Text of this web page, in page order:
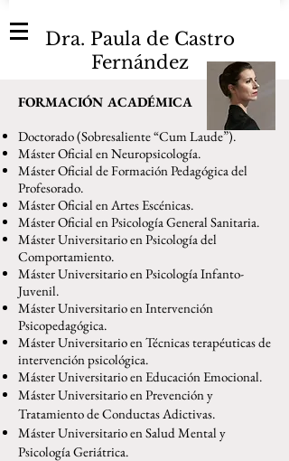
Dra. Paula de Castro
Fernández
FORMACIÓN ACADÉMICA
Doctorado (Sobresaliente “Cum Laude”).
Máster Oficial en Neuropsicología.
Máster Oficial de Formación Pedagógica del
Profesorado.
Máster Oficial en Artes Escénicas.
Máster Oficial en Psicología General Sanitaria.
Máster Universitario en Psicología del
Comportamiento.
Máster Universitario en Psicología Infanto-
Juvenil.
Máster Universitario en Intervención
Psicopedagógica.
Máster Universitario en Técnicas terapéuticas de
intervención psicológica.
Máster Universitario en Educación Emocional.
Máster Universitario en Prevención y
Tratamiento de Conductas Adictivas.
Máster Universitario en Salud Mental y
Psicología Geriátrica.